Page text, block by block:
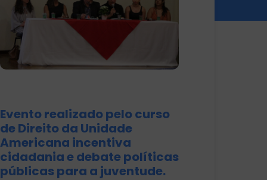
Evento realizado pelo curso
de Direito da Unidade
Americana incentiva
cidadania e debate políticas
públicas para a juventude.